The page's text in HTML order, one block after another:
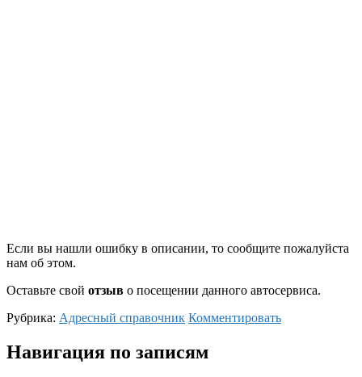
Если вы нашли ошибку в описании, то сообщите пожалуйста
нам об этом.
Оставьте свой отзыв о посещении данного автосервиса.
Рубрика: Адресный справочник Комментировать
Навигация по записям